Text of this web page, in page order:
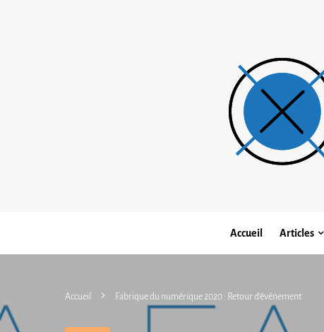
Accueil Articles
Accueil Fabrique du numérique 2020 : Retour d’événement